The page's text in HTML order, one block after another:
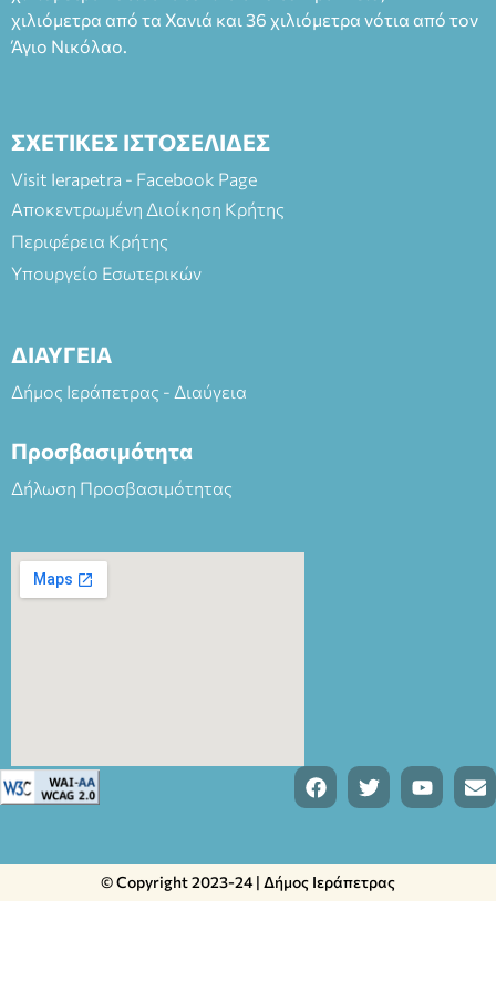
ΘΕΑΤΡΙΚΕΣ ΠΑΡΑΓΩΓΕΣ ΕΕ
χιλιόμετρα από τα Χανιά και 36 χιλιόμετρα νότια από τον
Άγιο Νικόλαο.
ΣΧΕΤΙΚΕΣ ΙΣΤΟΣΕΛΙΔΕΣ
Visit Ierapetra - Facebook Page
Αποκεντρωμένη Διοίκηση Κρήτης
Περιφέρεια Κρήτης
Υπουργείο Εσωτερικών
ΔΙΑΥΓΕΙΑ
Δήμος Ιεράπετρας - Διαύγεια
Προσβασιμότητα
Δήλωση Προσβασιμότητας
© Copyright 2023-24 | Δήμος Ιεράπετρας